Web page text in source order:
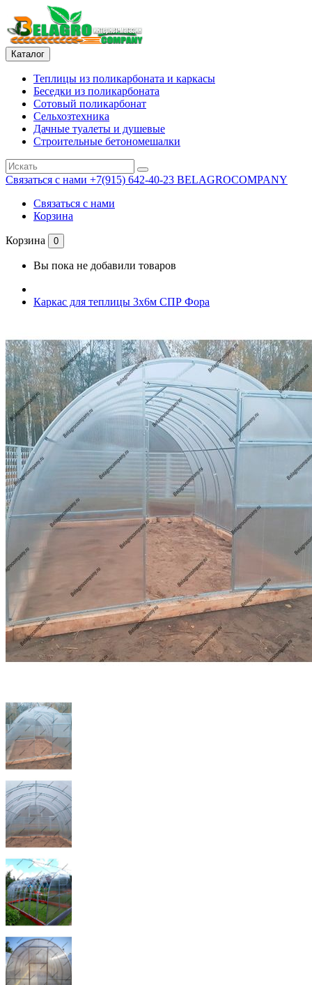
Каталог
Теплицы из поликарбоната и каркасы
Беседки из поликарбоната
Сотовый поликарбонат
Сельхозтехника
Дачные туалеты и душевые
Строительные бетономешалки
Связаться с нами +7(915) 642-40-23 BELAGROCOMPANY
Связаться с нами
Корзина
Корзина 0
Вы пока не добавили товаров
Каркас для теплицы 3х6м СПР Фора